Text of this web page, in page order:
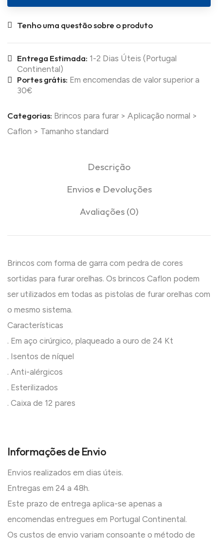
Tenho uma questão sobre o produto
Entrega Estimada: 1-2 Dias Úteis (Portugal
Continental)
Portes grátis: Em encomendas de valor superior a
30€
Categorias: Brincos para furar > Aplicação normal >
Caflon > Tamanho standard
Descrição
Envios e Devoluções
Avaliações (0)
Brincos com forma de garra com pedra de cores
sortidas para furar orelhas. Os brincos Caflon podem
ser utilizados em todas as pistolas de furar orelhas com
o mesmo sistema.
Características
. Em aço cirúrgico, plaqueado a ouro de 24 Kt
. Isentos de níquel
. Anti-alérgicos
. Esterilizados
. Caixa de 12 pares
Informações de Envio
Envios realizados em dias úteis.
Entregas em 24 a 48h.
Este prazo de entrega aplica-se apenas a
encomendas entregues em Portugal Continental.
Os custos de envio variam consoante o método de